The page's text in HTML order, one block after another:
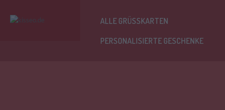
ALLE GRÜSSKARTEN
PERSONALISIERTE GESCHENKE